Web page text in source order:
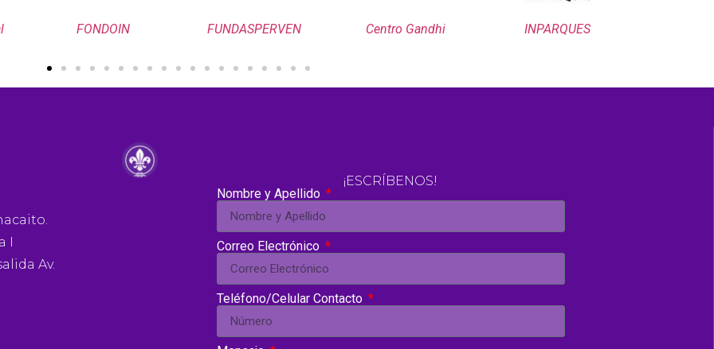
FONDOIN FUNDASPERVEN Centro Gandhi INPARQUES
I
Av.
¡ESCRÍBENOS!
Nombre y Apellido
Correo Electrónico
Teléfono/Celular Contacto